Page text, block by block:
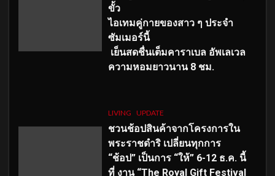
ขั้ว
ไอเทมคู่กายของสาว ๆ ประจำ
ซัมเมอร์นี้
เย็นสดชื่นเต็มคาราเบล อัพเลเวล
ความหอมยาวนาน 8 ชม.
LIVING UPDATE
ชวนช้อปสินค้าจากโครงการใน
พระราชดำริ เปลี่ยนทุกการ
“ช้อป” เป็นการ “ให้” 6-12 ธ.ค. นี้
ที่ งาน “The Royal Gift Festival